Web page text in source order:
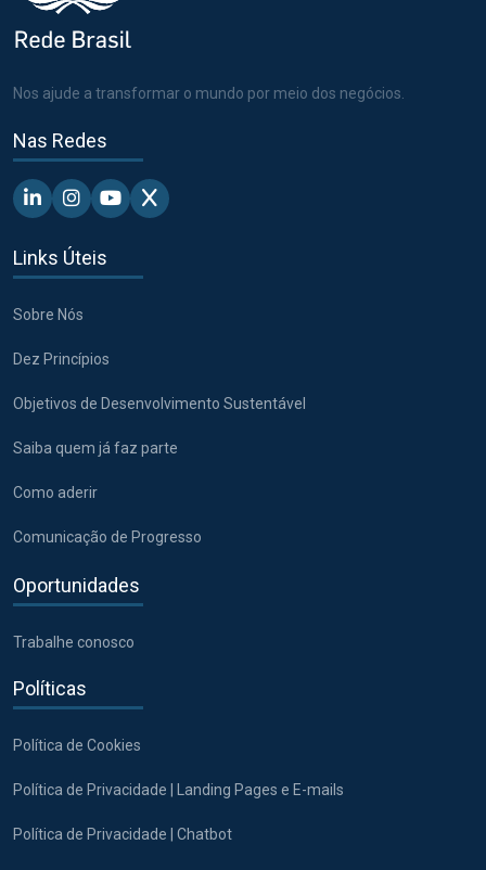
Nos ajude a transformar o mundo por meio dos negócios.
Nas Redes
Linkedin - Pacto Global BR
Instagram - Pacto Global BR
Youtube - Pacto Global BR
X - Pacto Global BR
Links Úteis
Sobre Nós
Dez Princípios
Objetivos de Desenvolvimento Sustentável
Saiba quem já faz parte
Como aderir
Comunicação de Progresso
Oportunidades
Trabalhe conosco
Políticas
Política de Cookies
Política de Privacidade | Landing Pages e E-mails
Política de Privacidade | Chatbot